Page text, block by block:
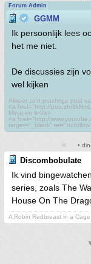
Forum Admin
GGMM
Ik persoonlijk lees
het me niet.
De discussies zijn
wel kijken
Alweer zo'n prachtige post
<a href="http://puu.sh/
Minaj en ik</a>
<a href="http://
target="_blank"
•
Discombobulate
Ik vind
series, zoals The
House On The
A Robin Redbreast in a